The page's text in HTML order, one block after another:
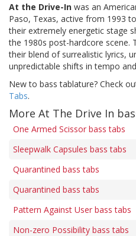
At the Drive-In was an
Paso, Texas, active from 1993
their extremely energetic stage
the 1980s post-hardcore scene.
their blend of surrealistic lyrics,
unpredictable shifts in tempo
New to bass tablature? Check
Tabs.
More At The Drive In
One Armed Scissor bass tabs
Sleepwalk Capsules bass tabs
Quarantined bass tabs
Quarantined bass tabs
Pattern Against User bass tabs
Non-zero Possibility bass tabs